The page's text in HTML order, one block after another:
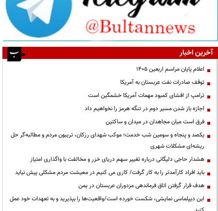
آخرین اخبار
اعلام پایان مراسم اربعین ۱۴۰۵
توقف صادرات نفت عربستان به آمریکا
ترامپ از افشای کمبود مهمات آمریکا خشمگین است
اجازه باز شدن مسیر دوم در تنگه هرمز را نخواهیم داد
فرق است میان مجاهدان در میدان و ساکتین
یکصد و پنجاه و سومین شب خدمت؛ موکب شهدای رزکان، تریبون مردم و مطالبه‌گر حل
ریشه‌ای مشکلات شهری
هشدار حاجی دلیگانی درباره تغییر سهم دریای خزر و مخالفت با واگذاری امتیاز
باید افراد کارآمدتر را به کار گرفت/ کاری می کنیم در معیشت مردم مشکلی پیش نیاید
هدف قرار گرفتن اتاق‌ فرماندهی مزدوران عربستان در یمن
این دیپلماسی نمایشی، شکست خورده است/واقعیت‌ها را بپذیرید و به تعهدات خود عمل